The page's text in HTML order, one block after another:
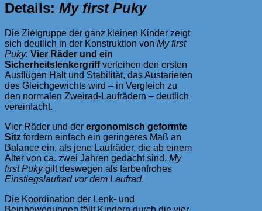
Details: My first Puky
Die Zielgruppe der ganz kleinen Kinder zeigt
sich deutlich in der Konstruktion von My first
Puky: Vier Räder und ein
Sicherheitslenkergriffverleihen den ersten
Ausflügen Halt und Stabilität, das Austarieren
des Gleichgewichts wird – in Vergleich zu
den normalen Zweirad-Laufrädern – deutlich
vereinfacht.
Vier Räder und der ergonomisch geformte
Sitz fordern einfach ein geringeres Maß an
Balance ein, als jene Laufräder, die ab einem
Alter von ca. zwei Jahren gedacht sind. My
first Pukygilt deswegen als farbenfrohes
Einstiegslaufrad vor dem Laufrad.
Die Koordination der Lenk- und